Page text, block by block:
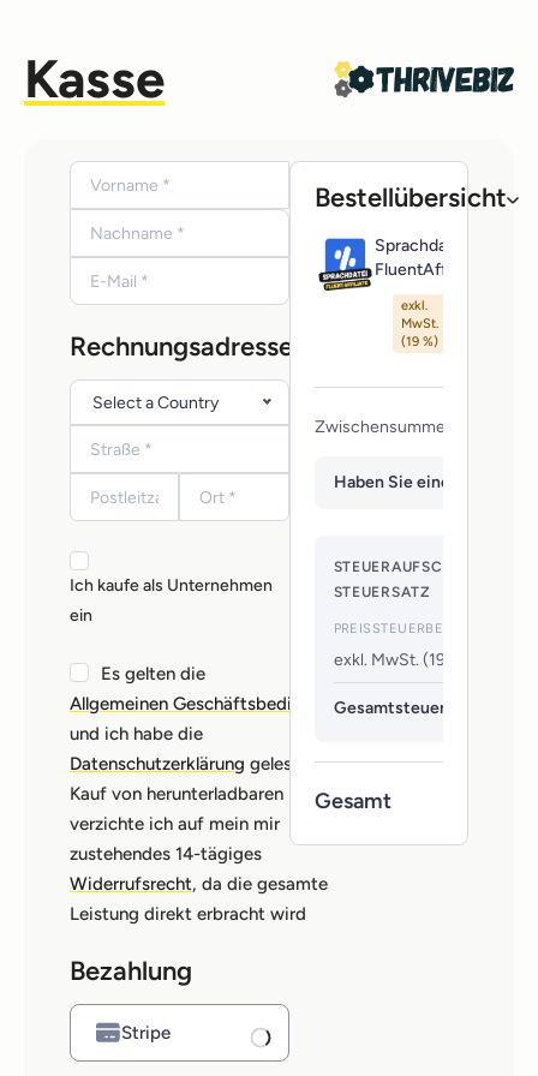
Kasse
Rechnungsadresse
Select a Country
Ich kaufe als Unternehmen
ein
Es gelten die
Allgemeinen Geschäftsbedingungen
und ich habe die
Datenschutzerklärung gelesen. Beim
Kauf von herunterladbaren Dateien
verzichte ich auf mein mir
zustehendes 14-tägiges
Widerrufsrecht, da die gesamte
Leistung direkt erbracht wird
Bezahlung
Stripe
Bestellübersicht
Sprachdatei
FluentAffiliate
exkl.
MwSt.
(19 %)
Zwischensumme
Haben Sie einen
STEUERSATZ
PREIS
exkl. MwSt. (19%)
Gesamtsteuer
Gesamt